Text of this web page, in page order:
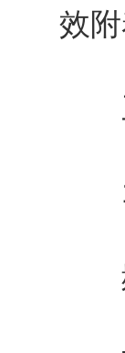
效附
三
1
频